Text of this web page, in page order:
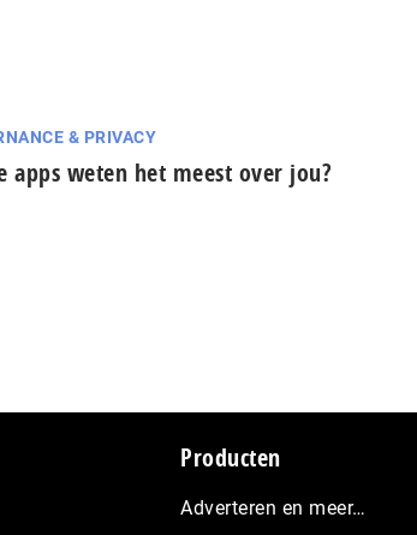
& PRIVACY
apps weten het meest over jou?
Producten
Adverteren en meer…